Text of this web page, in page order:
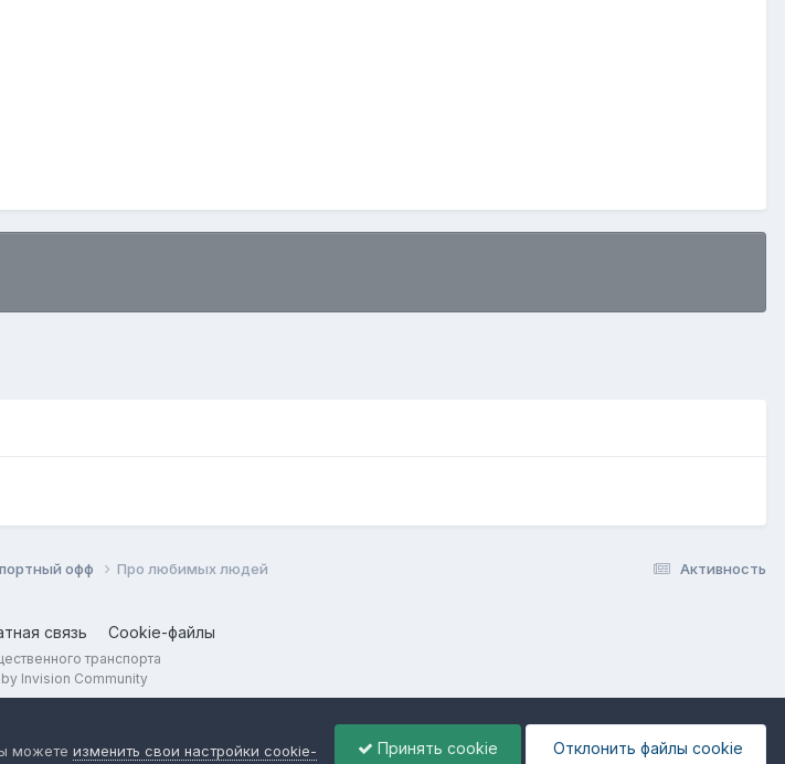
Активность
офф Про любимых людей
связь Cookie-файлы
транспорта
Invision Community
можете изменить свои настройки cookie-
Принять cookie Отклонить файлы сookie